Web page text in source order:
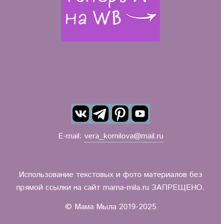
E-mail: vera_kornilova@mail.ru
Использование текстовых и фото материалов без
прямой ссылки на сайт mama-mila.ru ЗАПРЕЩЕНО.
© Мама Мыла 2019-2025